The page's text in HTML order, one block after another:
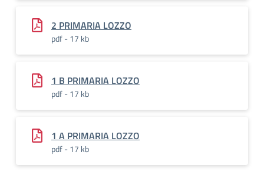
2 PRIMARIA LOZZO
pdf - 17 kb
1 B PRIMARIA LOZZO
pdf - 17 kb
1 A PRIMARIA LOZZO
pdf - 17 kb